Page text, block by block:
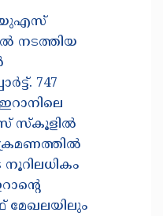
യുഎസ്
നടത്തിയ
747
സ്‌കൂളില്‍
നൂറിലധികം
മേഖലയിലും